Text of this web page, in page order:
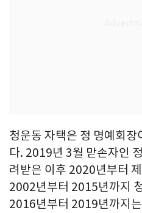
청운동 자택은 정 명예회장
다. 2019년 3월 맏손자인
려받은 이후 2020년부터
2002년부터 2015년까지
2016년부터 2019년까지